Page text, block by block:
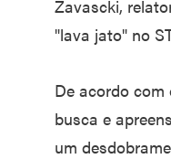
Zavascki,
"lava jato" no
De acordo
busca e
um